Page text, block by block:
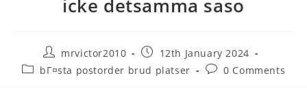
icke detsamma saso
Post
author:
mrvictor2010
Post
published:
12th January 2024
PostbГ¤sta postorder brud platser
Post0 Comments